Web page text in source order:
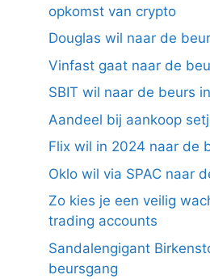
opkomst van crypto
Douglas wil naar de
Vinfast gaat naar de
SBIT wil naar de beurs
Aandeel bij aankoop
Flix wil in 2024 naar de
Oklo wil via SPAC naar
Zo kies je een veilig
trading accounts
Sandalengigant
beursgang